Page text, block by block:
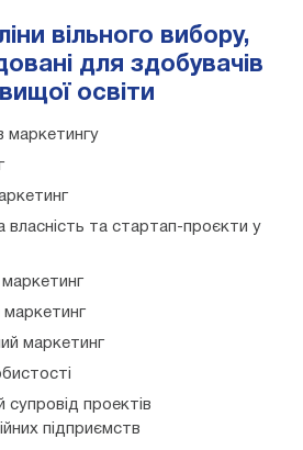
вільного вибору,
для здобувачів
вищої освіти
маркетингу
власність та стартап-проєкти у
маркетинг
маркетинг
маркетинг
супровід проектів
підприємств